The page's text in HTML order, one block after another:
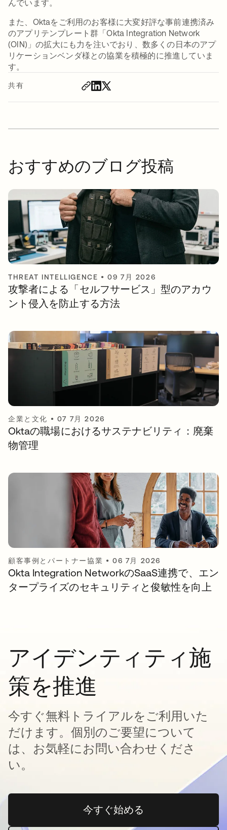
共有
んでいます。
また、Oktaをご利用のお客様に大変好評な事前連携済み
のアプリテンプレート群「Okta Integration Network
(OIN)」の拡大にも力を注いでおり、数多くの日本のアプ
リケーションベンダ様との協業を積極的に推進していま
す。
おすすめのブログ投稿
THREAT INTELLIGENCE •09 7月 2026
攻撃者による「セルフサービス」型のアカウ
ント侵入を防止する方法
企業と文化 • 07 7月 2026
Oktaの職場におけるサステナビリティ：廃棄
物管理
顧客事例とパートナー協業 •06 7月 2026
Okta Integration NetworkのSaaS連携で、エン
タープライズのセキュリティと俊敏性を向上
アイデンティティ施
策を推進
今すぐ無料トライアルをご利用いた
だけます。個別のご要望について
は、お気軽にお問い合わせくださ
い。
今すぐ始める新しいタブで開く